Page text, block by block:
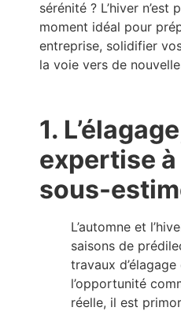
sérénité ? L’hiver n’est
moment idéal pour
entreprise, solidifier
la voie vers de
1.
expertise à
sous-
L’automne et
saisons de
travaux d’élagage
l’opportunité
réelle, il est